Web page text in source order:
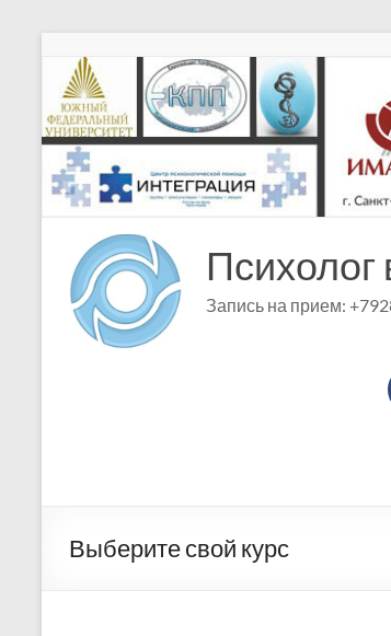
содержимому
Запись на прием:
Выберите свой курс